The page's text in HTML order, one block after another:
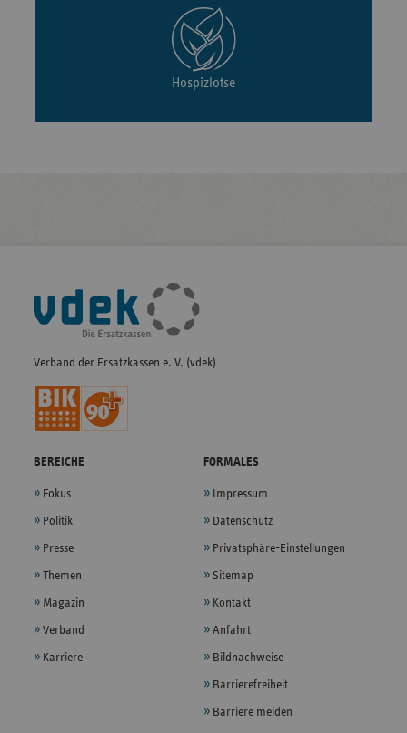
Hospizlotse
Fußleisten-
Navigation
Verband der Ersatzkassen e. V. (vdek)
BEREICHE
Fokus
Politik
Presse
Themen
Magazin
Verband
Karriere
FORMALES
Impressum
Datenschutz
Privatsphäre-Einstellungen
Sitemap
Kontakt
Anfahrt
Bildnachweise
Barrierefreiheit
Barriere melden